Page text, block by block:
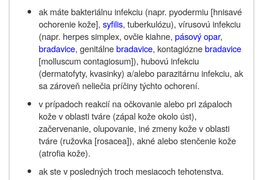
ak máte bakteriálnu infekciu (napr. pyodermiu [hnisavé
ochorenie kože], syfilis, tuberkulózu), vírusovú infekciu
(napr. herpes simplex, ovčie kiahne, pásový opar,
bradavice, genitálnebradavice, kontagióznebradavice
[molluscum contagiosum]), hubovú infekciu
(dermatofyty, kvasinky) a/alebo parazitárnu infekciu, ak
sa zároveň neliečia príčiny týchto ochorení.
v prípadoch reakcií na očkovanie alebo pri zápaloch
kože v oblasti tváre (zápal kože okolo úst),
začervenanie, olupovanie, iné zmeny kože v oblasti
tváre (ružovka [rosacea]), akné alebo stenčenie kože
(atrofia kože).
ak ste v posledných troch mesiacoch tehotenstva.